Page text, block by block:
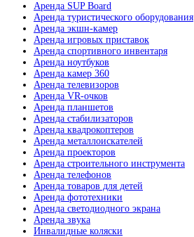
Аренда SUP Board
Аренда туристического оборудования
Аренда экшн-камер
Аренда игровых приставок
Аренда спортивного инвентаря
Аренда ноутбуков
Аренда камер 360
Аренда телевизоров
Аренда VR-очков
Аренда планшетов
Аренда стабилизаторов
Аренда квадрокоптеров
Аренда металлоискателей
Аренда проекторов
Аренда строительного инструмента
Аренда телефонов
Аренда товаров для детей
Аренда фототехники
Аренда светодиодного экрана
Аренда звука
Инвалидные коляски